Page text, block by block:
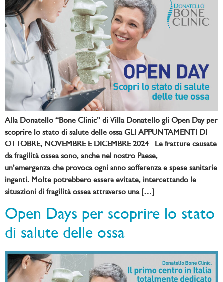
Alla Donatello “Bone Clinic” di Villa Donatello gli Open Day per
scoprire lo stato di salute delle ossa GLI APPUNTAMENTI DI
OTTOBRE, NOVEMBRE E DICEMBRE 2024 Le fratture causate
da fragilità ossea sono, anche nel nostro Paese,
un’emergenza che provoca ogni anno sofferenza e spese sanitarie
ingenti. Molte potrebbero essere evitate, intercettando le
situazioni di fragilità ossea attraverso una […]
Open Days per scoprire lo stato
di salute delle ossa